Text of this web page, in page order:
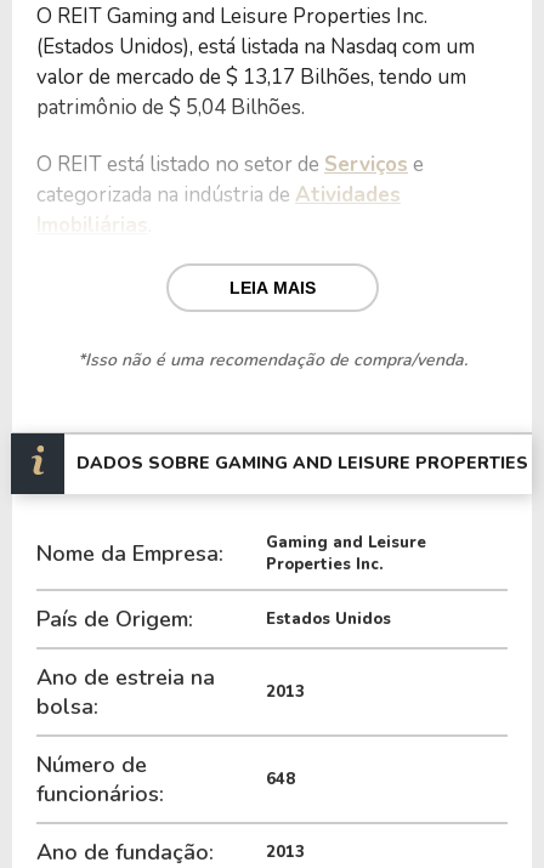
O REIT Gaming and Leisure Properties Inc.
(Estados Unidos), está listada na Nasdaq com um
valor de mercado de $ 13,17 Bilhões, tendo um
patrimônio de $ 5,04 Bilhões.
O REIT está listado no setor de Serviços e
categorizada na indústria de Atividades
Imobiliárias
Nos últimos 12 meses o REIT teve um faturamento
de $ 1,62 Bilhão, que gerou um lucro no valor de $
possui um P/L de 14,77, um P/VP de 2,62 e nos
últimos 12 meses o dividend yeld da GLPI ficou em
6,70%.
O REIT é negociada no Brasil através do BDR
, ou pode ser adquirida no exterior através
do tickerGLPI.
LEIA MAIS
*Isso não é uma recomendação de compra/venda.
DADOS SOBRE GAMING AND LEISURE PROPERTIES
Nome da Empresa:
Gaming and Leisure
Properties Inc.
País de Origem: Estados Unidos
Ano de estreia na
bolsa:
2013
Número de
funcionários:
648
Ano de fundação: 2013